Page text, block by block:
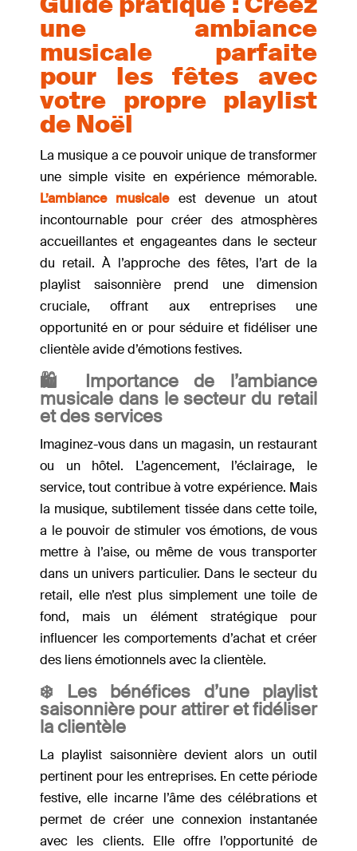
une ambiance
musicale parfaite
pour les fêtes avec
votre propre playlist
de Noël
La musique a ce pouvoir unique de transformer
une simple visite en expérience mémorable.
L’ambiance musicale est devenue un atout
incontournable pour créer des atmosphères
accueillantes et engageantes dans le secteur
du retail. À l’approche des fêtes, l’art de la
playlist saisonnière prend une dimension
cruciale, offrant aux entreprises une
opportunité en or pour séduire et fidéliser une
clientèle avide d’émotions festives.
🛍 Importance de l’ambiance
musicale dans le secteur du retail
et des services
Imaginez-vous dans un magasin, un restaurant
ou un hôtel. L’agencement, l’éclairage, le
service, tout contribue à votre expérience. Mais
la musique, subtilement tissée dans cette toile,
a le pouvoir de stimuler vos émotions, de vous
mettre à l’aise, ou même de vous transporter
dans un univers particulier. Dans le secteur du
retail, elle n’est plus simplement une toile de
fond, mais un élément stratégique pour
influencer les comportements d’achat et créer
des liens émotionnels avec la clientèle.
❄️ Les bénéfices d’une playlist
saisonnière pour attirer et fidéliser
la clientèle
La playlist saisonnière devient alors un outil
pertinent pour les entreprises. En cette période
festive, elle incarne l’âme des célébrations et
permet de créer une connexion instantanée
avec les clients. Elle offre l’opportunité de